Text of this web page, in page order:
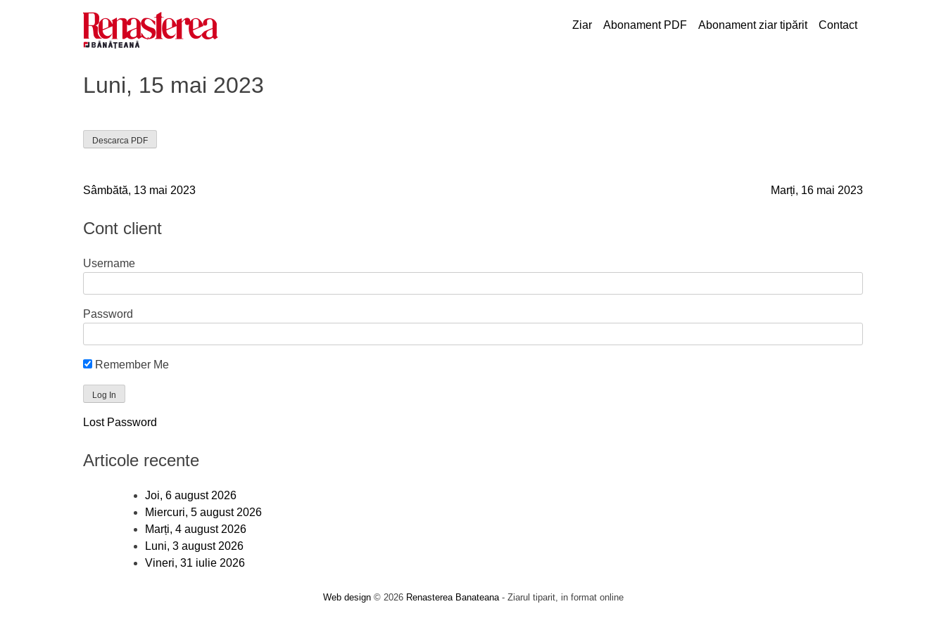
Ziar Abonament PDF Abonament ziar tipărit Contact
Luni, 15 mai 2023
Descarca PDF
Navigare
în
Sâmbătă, 13 mai 2023 Marți, 16 mai 2023
Cont client
Username
Password
Remember Me
Lost Password
Articole recente
Joi, 6 august 2026
Miercuri, 5 august 2026
Marți, 4 august 2026
Luni, 3 august 2026
Vineri, 31 iulie 2026
Web design© 2026 Renasterea Banateana- Ziarul tiparit, in format online